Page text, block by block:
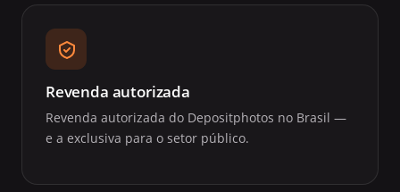
Revenda autorizada
Revenda autorizada do Depositphotos no Brasil —
e a exclusiva para o setor público.